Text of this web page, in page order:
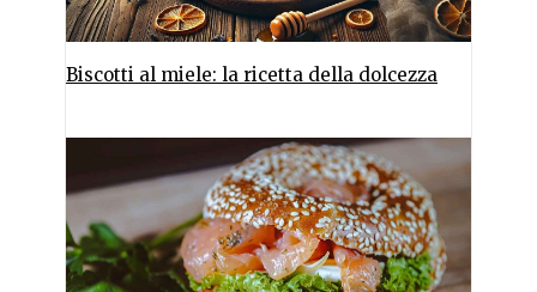
Biscotti al miele: la ricetta della dolcezza